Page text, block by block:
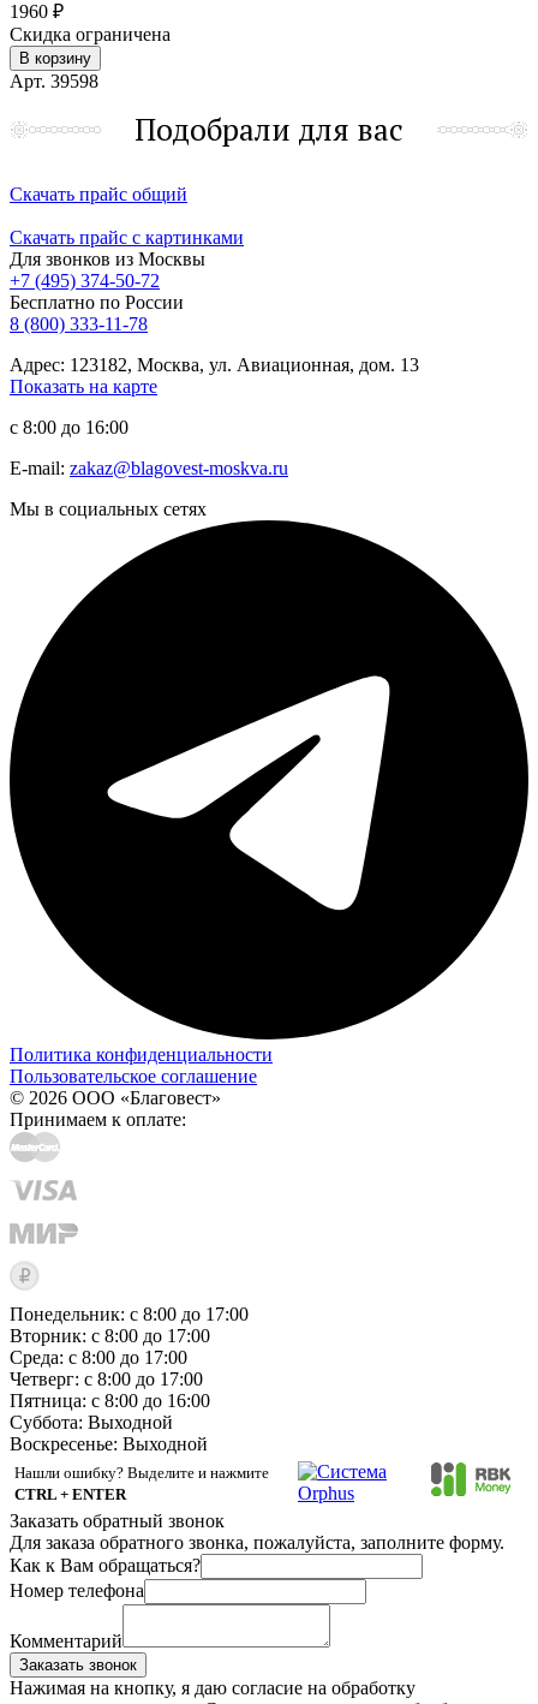
1960 ₽
Скидка ограничена
В корзину
Арт. 39598
Подобрали для вас
Скачать прайс общий
Скачать прайс с картинками
Для звонков из Москвы
+7 (495) 374-50-72
Бесплатно по России
8 (800) 333-11-78
Адрес: 123182, Москва, ул. Авиационная, дом. 13
Показать на карте
с 8:00 до 16:00
E-mail: zakaz@blagovest-moskva.ru
Мы в социальных сетях
Политика конфиденциальности
Пользовательское соглашение
© 2026 ООО «Благовест»
Принимаем к оплате:
Понедельник: с 8:00 до 17:00
Вторник: с 8:00 до 17:00
Среда: с 8:00 до 17:00
Четверг: с 8:00 до 17:00
Пятница: с 8:00 до 16:00
Суббота: Выходной
Воскресенье: Выходной
Нашли ошибку? Выделите и нажмите
CTRL + ENTER
Заказать обратный звонок
Для заказа обратного звонка, пожалуйста, заполните форму.
Как к Вам обращаться?
Номер телефона
Комментарий
Заказать звонок
Нажимая на кнопку, я даю согласие на обработку